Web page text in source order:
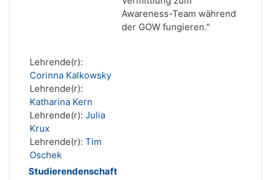
Awareness-Team während
der GOW fungieren."
Lehrende(r):
Corinna Kalkowsky
Lehrende(r):
Katharina Kern
Lehrende(r): Julia
Krux
Lehrende(r): Tim
Oschek
Studierendenschaft